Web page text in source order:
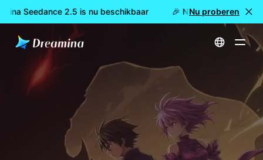
Seedance 2.5 is nu beschikbaar 🎉 Nieuw model LIVE:
Nu proberen
Start Gratis AI Gevecht Video Generator